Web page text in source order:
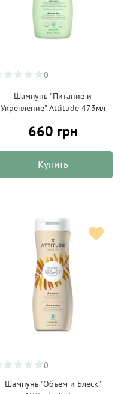
0
Шампунь "Питание и
Укрепление" Attitude 473мл
660 грн
Купить
0
Шампунь "Объем и Блеск"